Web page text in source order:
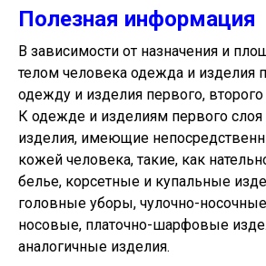
Полезная информация
В зависимости от назначения и
телом человека одежда и изделия
одежду и изделия первого, второго
К одежде и изделиям первого слоя
изделия, имеющие
кожей человека, такие, как
белье, корсетные и купальные
головные уборы, чулочно-
носовые, платочно-шарфовые
аналогичные изделия.